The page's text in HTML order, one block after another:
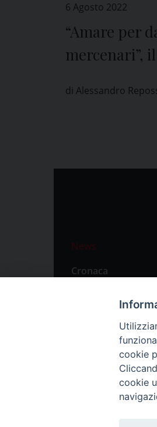
6 Agosto 2022
“Amare per
mercenari”,
di Alessandro
News
Cronaca
Primo Piano
cookie
cookie